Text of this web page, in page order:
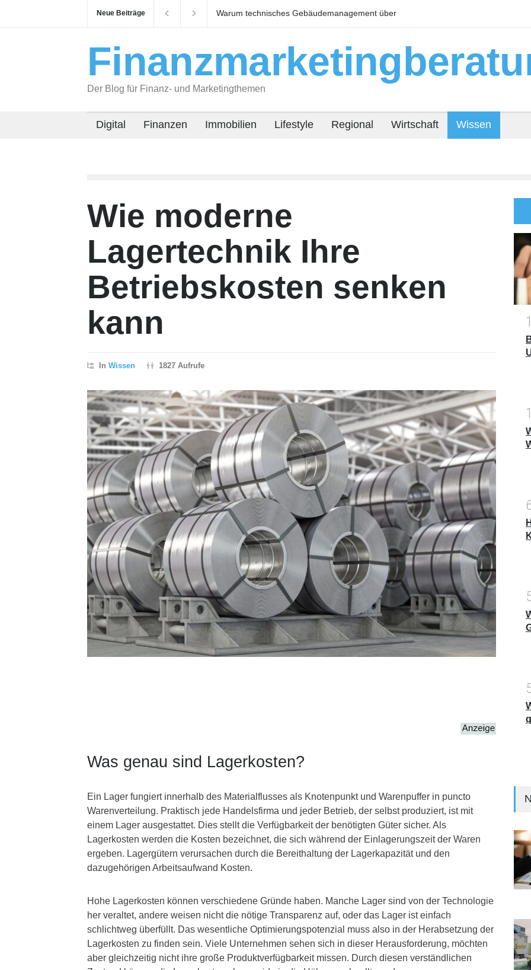
Neue Beiträge
Warum technisches Gebäudemanagement über
Mitarbeiter finden Handwerk: Wie Sie sich als attraktiver
Der Blog für Finanz- und Marketingthemen
Digital Finanzen Immobilien Lifestyle Regional Wirtschaft Wissen
Wie moderne
Lagertechnik Ihre
Betriebskosten senken
kann
In Wissen 1827 Aufrufe
Was genau sind Lagerkosten?
Ein Lager fungiert innerhalb des Materialflusses als Knotenpunkt und Warenpuffer in puncto
Warenverteilung. Praktisch jede Handelsfirma und jeder Betrieb, der selbst produziert, ist mit
einem Lager ausgestattet. Dies stellt die Verfügbarkeit der benötigten Güter sicher. Als
Lagerkosten werden die Kosten bezeichnet, die sich während der Einlagerungszeit der Waren
ergeben. Lagergütern verursachen durch die Bereithaltung der Lagerkapazität und den
dazugehörigen Arbeitsaufwand Kosten.
Hohe Lagerkosten können verschiedene Gründe haben. Manche Lager sind von der Technologie
her veraltet, andere weisen nicht die nötige Transparenz auf, oder das Lager ist einfach
schlichtweg überfüllt. Das wesentliche Optimierungspotenzial muss also in der Herabsetzung der
Lagerkosten zu finden sein. Viele Unternehmen sehen sich in dieser Herausforderung, möchten
aber gleichzeitig nicht ihre große Produktverfügbarkeit missen. Durch diesen verständlichen
1
1